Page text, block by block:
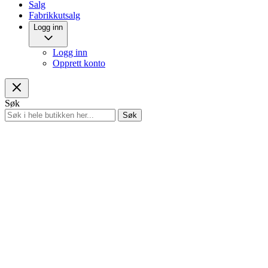
Salg
Fabrikkutsalg
Logg inn
Logg inn
Opprett konto
Søk
Søk